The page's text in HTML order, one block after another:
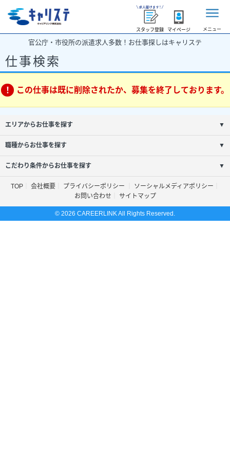
スタッフ登録 マイページ メニュー
官公庁・市役所の派遣求人多数！お仕事探しはキャリステ
仕事検索
この仕事は既に削除されたか、募集を終了しております。
エリアからお仕事を探す ▼
職種からお仕事を探す ▼
こだわり条件からお仕事を探す ▼
TOP 会社概要 プライバシーポリシー
ソーシャルメディアポリシー
お問い合わせ
サイトマップ
© 2026 CAREERLINK All Rights Reserved.